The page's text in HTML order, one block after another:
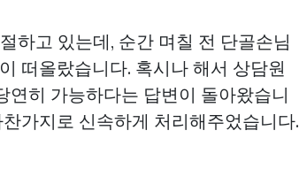
하고 있는데, 순간 며칠 전 단골손님
떠올랐습니다. 혹시나 해서 상담원
연히 가능하다는 답변이 돌아왔습니
가지로 신속하게 처리해주었습니다.